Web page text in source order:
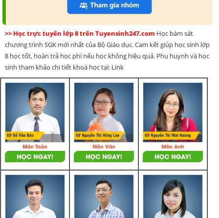
>> Học trực tuyến lớp 8 trên Tuyensinh247.com Học bám sát
chương trình SGK mới nhất của Bộ Giáo dục. Cam kết giúp học sinh lớp
8 học tốt, hoàn trả học phí nếu học không hiệu quả. Phụ huynh và học
sinh tham khảo chi tiết khoá học tại: Link